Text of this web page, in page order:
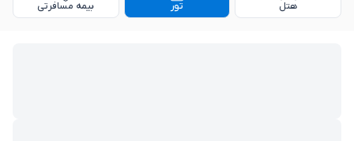
هتل تور بیمه مسافرتی